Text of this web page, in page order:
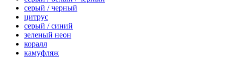
серый / черный
цитрус
серый / синий
зеленый неон
коралл
камуфляж